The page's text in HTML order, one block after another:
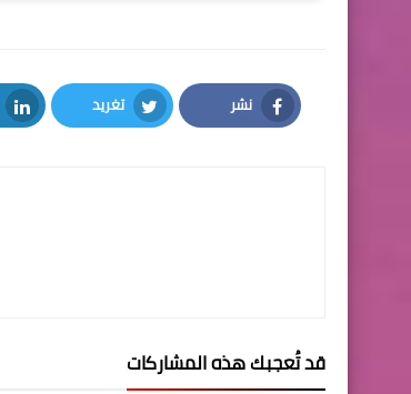
نشر
Facebook
تغريد
Twitter
قد تُعجبك هذه المشاركات